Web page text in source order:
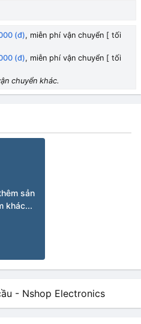
(đ), miễn phí vận chuyển [ tối
(đ), miễn phí vận chuyển [ tối
chuyển khác.
sản
khác...